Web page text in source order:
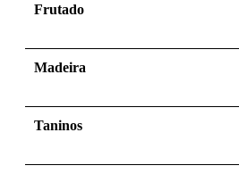
Frutado
Madeira
Taninos